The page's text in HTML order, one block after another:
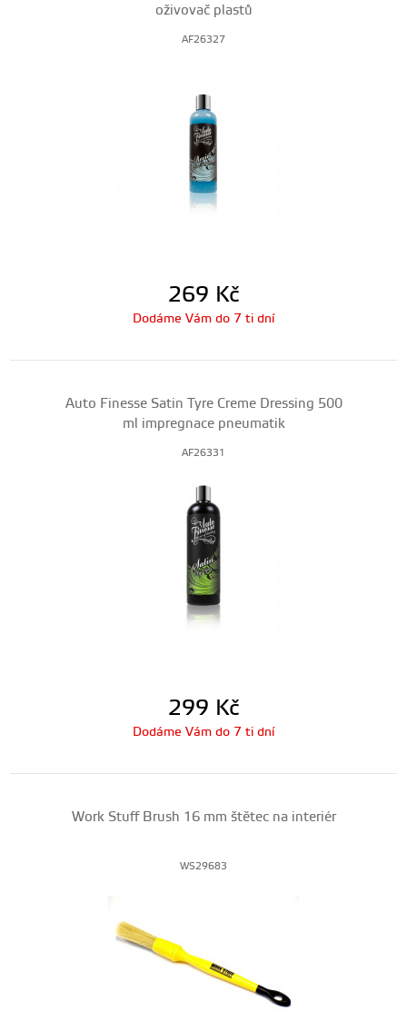
oživovač plastů
AF26327
269 Kč
Dodáme Vám do 7 ti dní
Auto Finesse Satin Tyre Creme Dressing 500
ml impregnace pneumatik
AF26331
299 Kč
Dodáme Vám do 7 ti dní
Work Stuff Brush 16 mm štětec na interiér
WS29683